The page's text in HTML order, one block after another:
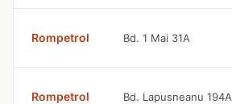
Rompetrol Bd. 1 Mai 31A
Rompetrol Bd. Lapusneanu 194A